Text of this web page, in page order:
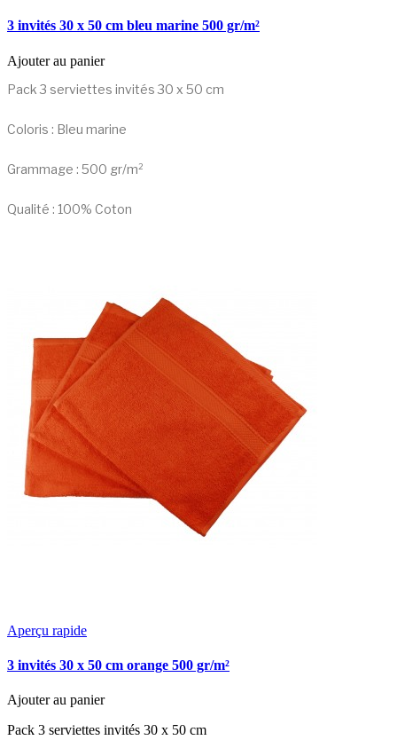
3 invités 30 x 50 cm bleu marine 500 gr/m²
Ajouter au panier
Pack 3 serviettes invités 30 x 50 cm
Coloris : Bleu marine
Grammage : 500 gr/m²
Qualité : 100% Coton
Aperçu rapide
3 invités 30 x 50 cm orange 500 gr/m²
Ajouter au panier
Pack 3 serviettes invités 30 x 50 cm